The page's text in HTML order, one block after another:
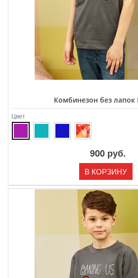
Комбинезон без лапок
Цвет
900 руб.
В КОРЗИНУ